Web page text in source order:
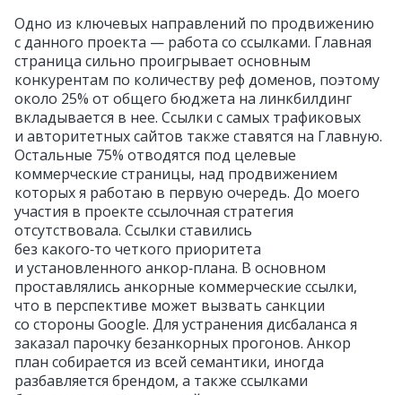
Одно из ключевых направлений по продвижению
с данного проекта — работа со ссылками. Главная
страница сильно проигрывает основным
конкурентам по количеству реф доменов, поэтому
около 25% от общего бюджета на линкбилдинг
вкладывается в нее. Ссылки с самых трафиковых
и авторитетных сайтов также ставятся на Главную.
Остальные 75% отводятся под целевые
коммерческие страницы, над продвижением
которых я работаю в первую очередь. До моего
участия в проекте ссылочная стратегия
отсутствовала. Ссылки ставились
без какого‑то четкого приоритета
и установленного анкор‑плана. В основном
проставлялись анкорные коммерческие ссылки,
что в перспективе может вызвать санкции
со стороны Google. Для устранения дисбаланса я
заказал парочку безанкорных прогонов. Анкор
план собирается из всей семантики, иногда
разбавляется брендом, а также ссылками